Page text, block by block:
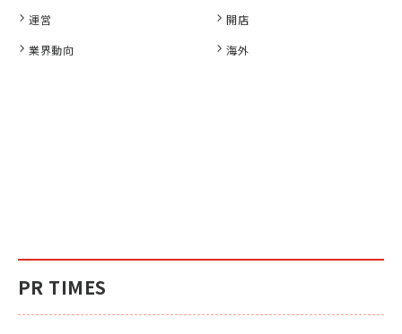
PR TIMES
運営
開店
業界動向
海外